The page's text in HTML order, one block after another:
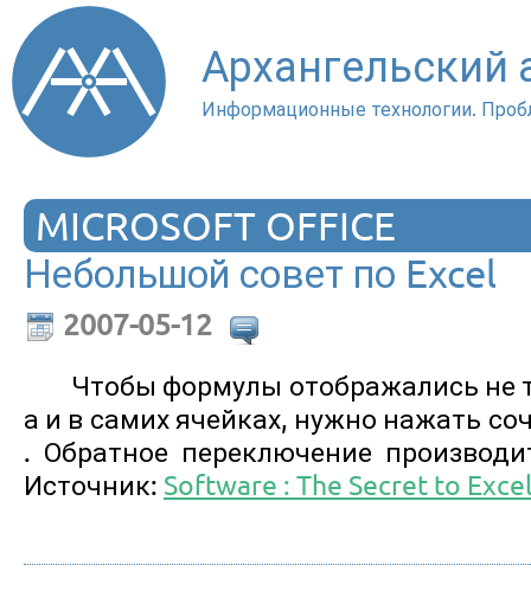
Архангельский
Информационные технологии.
MICROSOFT OFFICE
Небольшой совет по Excel
2007-05-12
Чтобы формулы отображались не
а и в самих ячейках, нужно нажать
. Обратное переключение
Источник: Software : The Secret to Excel